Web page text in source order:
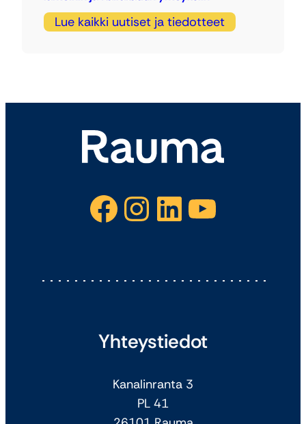
Lue kaikki uutiset ja tiedotteet
Facebook Instagram LinkedIn YouTube
Yhteystiedot
Kanalinranta 3
PL 41